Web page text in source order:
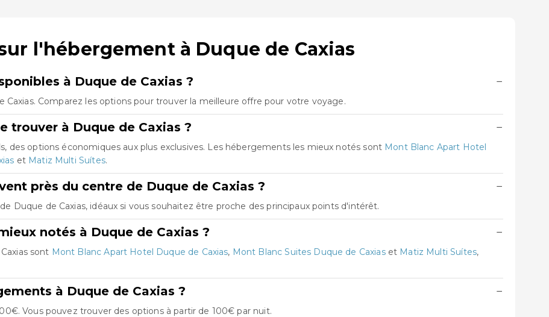
l'hébergement à Duque de Caxias
à Duque de Caxias ? −
Comparez les options pour trouver la meilleure offre pour votre voyage.
trouver à Duque de Caxias ? −
des options économiques aux plus exclusives. Les hébergements les mieux notés sont Mont Blanc Apart Hotel
et Matiz Multi Suítes.
près du centre de Duque de Caxias ? −
Duque de Caxias, idéaux si vous souhaitez être proche des principaux points d'intérêt.
notés à Duque de Caxias ? −
sont Mont Blanc Apart Hotel Duque de Caxias, Mont Blanc Suites Duque de Caxiaset Matiz Multi Suítes,
à Duque de Caxias ? −
Vous pouvez trouver des options à partir de 100€ par nuit.